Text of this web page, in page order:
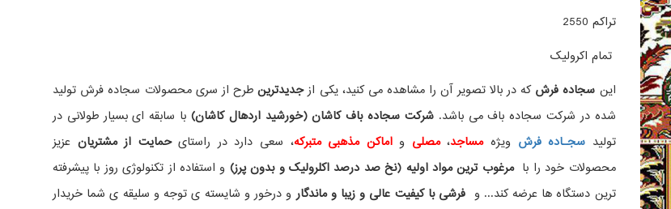
تراکم 2550
تمام اکرولیک
این سجاده فرشکه در بالا تصویر آن را مشاهده می کنید، یکی ازجدیدترینطرح از سری محصولات سجاده فرش تولید
شده در شرکت سجاده باف می باشد.شرکت سجاده باف کاشان (خورشید اردهال کاشان) با سابقه ای بسیار طولانی در
تولید سجـاده فرش ویژهمساجد،مصلی واماکن مذهبی متبرکه، سعی دارد در راستایحمایت از مشتریان عزیز
محصولات خود را بامرغوب ترین مواد اولیه (نخ صد درصد اکلرولیک و بدون پرز) و استفاده از تکنولوژی روز با پیشرفته
ترین دستگاه ها عرضه کند... و فرشی با کیفیت عالی و زیبا و ماندگارو درخور و شایسته ی توجه و سلیقه ی شما خریدار